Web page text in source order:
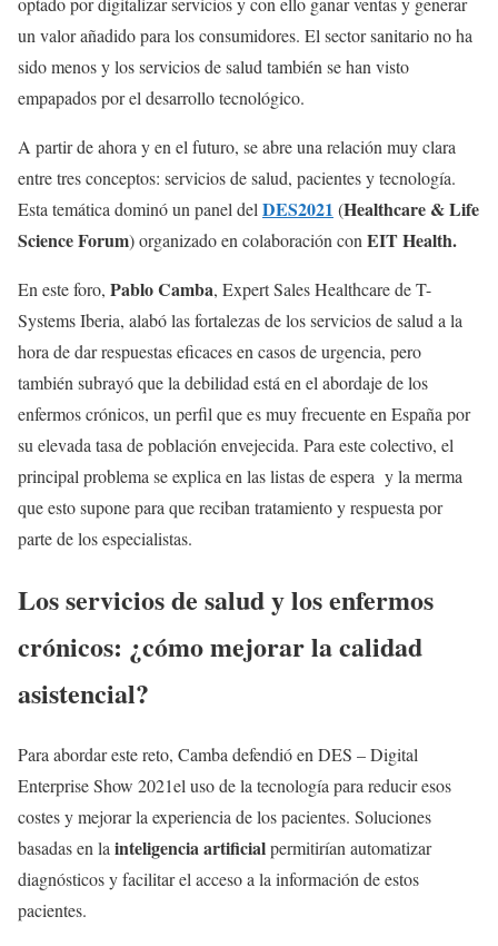
un valor añadido para los consumidores. El sector sanitario no ha
sido menos y los servicios de salud también se han visto
empapados por el desarrollo tecnológico.
A partir de ahora y en el futuro, se abre una relación muy clara
entre tres conceptos: servicios de salud, pacientes y tecnología.
Esta temática dominó un panel del DES2021 (Healthcare & Life
Science Forum) organizado en colaboración con EIT Health.
En este foro, Pablo Camba, Expert Sales Healthcare de T-
Systems Iberia, alabó las fortalezas de los servicios de salud a la
hora de dar respuestas eficaces en casos de urgencia, pero
también subrayó que la debilidad está en el abordaje de los
enfermos crónicos, un perfil que es muy frecuente en España por
su elevada tasa de población envejecida. Para este colectivo, el
principal problema se explica en las listas de espera y la merma
que esto supone para que reciban tratamiento y respuesta por
parte de los especialistas.
Los servicios de salud y los enfermos
crónicos: ¿cómo mejorar la calidad
asistencial?
Para abordar este reto, Camba defendió en DES – Digital
Enterprise Show 2021el uso de la tecnología para reducir esos
costes y mejorar la experiencia de los pacientes. Soluciones
basadas en la inteligencia artificialpermitirían automatizar
diagnósticos y facilitar el acceso a la información de estos
pacientes.